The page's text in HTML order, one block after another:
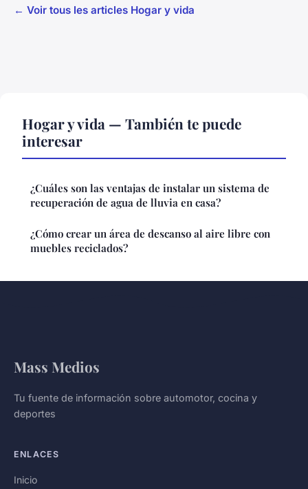
← Voir tous les articles Hogar y vida
Hogar y vida — También te puede
interesar
¿Cuáles son las ventajas de instalar un sistema de
recuperación de agua de lluvia en casa?
¿Cómo crear un área de descanso al aire libre con
muebles reciclados?
Mass Medios
Tu fuente de información sobre automotor, cocina y
deportes
ENLACES
Inicio